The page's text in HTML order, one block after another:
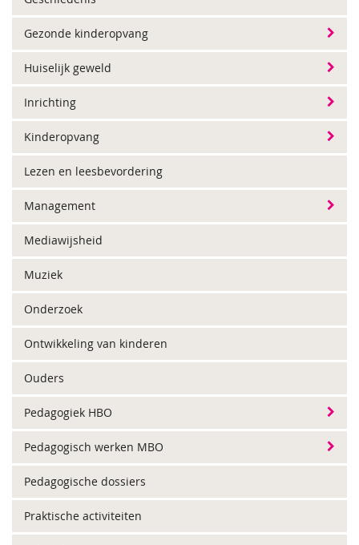
Gezonde kinderopvang
Huiselijk geweld
Inrichting
Kinderopvang
Lezen en leesbevordering
Management
Mediawijsheid
Muziek
Onderzoek
Ontwikkeling van kinderen
Ouders
Pedagogiek HBO
Pedagogisch werken MBO
Pedagogische dossiers
Praktische activiteiten